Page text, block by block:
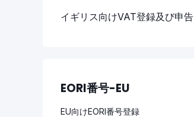
イギリス向けVAT登録及び申告
EORI番号-EU
EU向けEORI番号登録